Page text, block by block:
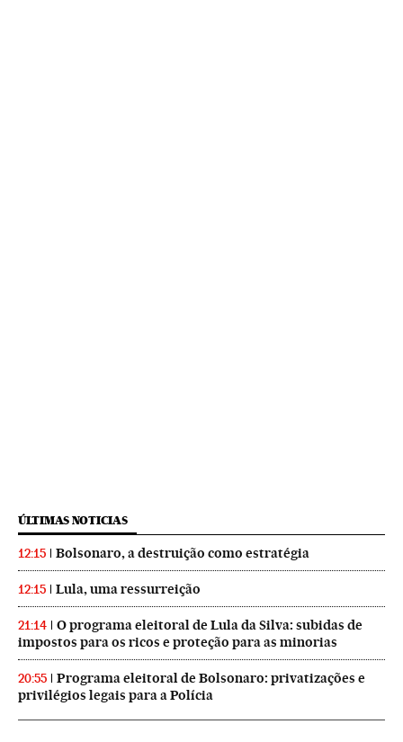
ÚLTIMAS NOTICIAS
12:15 Bolsonaro, a destruição como estratégia
12:15 Lula, uma ressurreição
21:14
O programa eleitoral de Lula da Silva: subidas de
impostos para os ricos e proteção para as minorias
20:55
Programa eleitoral de Bolsonaro: privatizações e
privilégios legais para a Polícia